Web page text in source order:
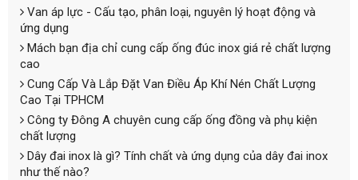
Van áp lực - Cấu tạo, phân loại, nguyên lý hoạt động và
ứng dụng
Mách bạn địa chỉ cung cấp ống đúc inox giá rẻ chất lượng
cao
Cung Cấp Và Lắp Đặt Van Điều Áp Khí Nén Chất Lượng
Cao Tại TPHCM
Công ty Đông A chuyên cung cấp ống đồng và phụ kiện
chất lượng
Dây đai inox là gì? Tính chất và ứng dụng của dây đai inox
như thế nào?